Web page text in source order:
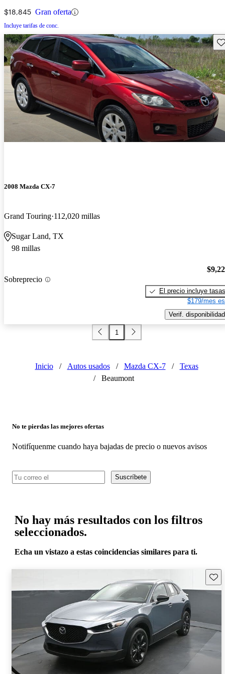
$18,845 Gran oferta
Incluye tarifas de conc.
2008 Mazda CX-7
Grand Touring 112,020 millas
Sugar Land, TX
98 millas
Sobreprecio
El precio incluye tasas
$179/mes
Verif. disponibilidad
1
Inicio / Autos usados / Mazda CX-7 /
Texas
/
Beaumont
No te pierdas las mejores ofertas
Notifíquenme cuando haya bajadas de precio o nuevos avisos
Suscríbete
No hay más resultados con los filtros
seleccionados.
Echa un vistazo a estas coincidencias similares para ti.